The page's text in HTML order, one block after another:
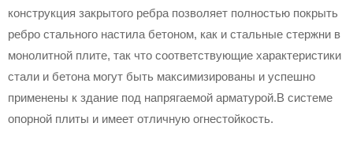
конструкция закрытого ребра позволяет полностью покрыть
ребро стального настила бетоном, как и стальные стержни в
монолитной плите, так что соответствующие характеристики
стали и бетона могут быть максимизированы и успешно
применены к здание под напрягаемой арматурой.В системе
опорной плиты и имеет отличную огнестойкость.